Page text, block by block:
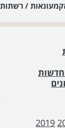
/ רשתות
חדשות
2019